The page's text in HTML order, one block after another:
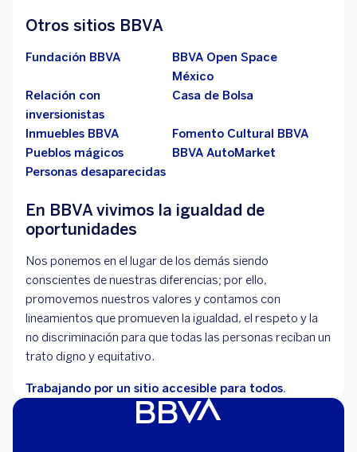
Otros sitios BBVA
Fundación BBVA
BBVA Open Space
México
Relación con
inversionistas
Casa de Bolsa
Inmuebles BBVA
Fomento Cultural BBVA
Pueblos mágicos
BBVA AutoMarket
Personas desaparecidas
En BBVA vivimos la igualdad de
oportunidades
Nos ponemos en el lugar de los demás siendo
conscientes de nuestras diferencias; por ello,
promovemos nuestros valores y contamos con
lineamientos que promueven la igualdad, el respeto y la
no discriminación para que todas las personas reciban un
trato digno y equitativo.
Trabajando por un sitio accesible para todos.